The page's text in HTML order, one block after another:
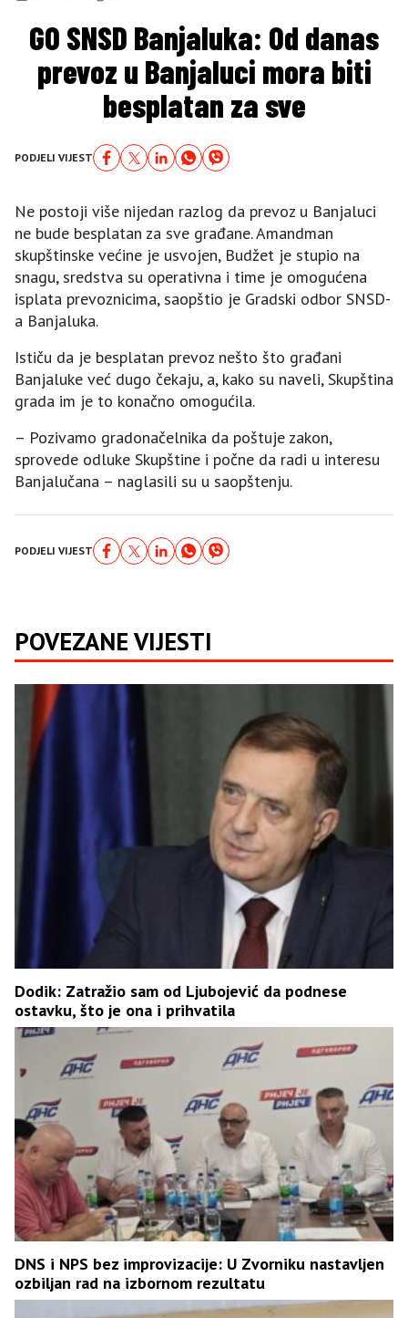
GO SNSD Banjaluka: Od danas
prevoz u Banjaluci mora biti
besplatan za sve
PODJELI VIJEST
Ne postoji više nijedan razlog da prevoz u Banjaluci
ne bude besplatan za sve građane. Amandman
skupštinske većine je usvojen, Budžet je stupio na
snagu, sredstva su operativna i time je omogućena
isplata prevoznicima, saopštio je Gradski odbor SNSD-
a Banjaluka.
Ističu da je besplatan prevoz nešto što građani
Banjaluke već dugo čekaju, a, kako su naveli, Skupština
grada im je to konačno omogućila.
– Pozivamo gradonačelnika da poštuje zakon,
sprovede odluke Skupštine i počne da radi u interesu
Banjalučana – naglasili su u saopštenju.
PODJELI VIJEST
POVEZANE VIJESTI
Dodik: Zatražio sam od Ljubojević da podnese
ostavku, što je ona i prihvatila
DNS i NPS bez improvizacije: U Zvorniku nastavljen
ozbiljan rad na izbornom rezultatu